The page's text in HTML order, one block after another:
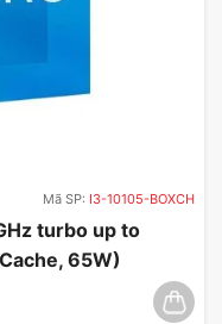
Mã SP: I3-10105-BOXCH
turbo up to
65W)